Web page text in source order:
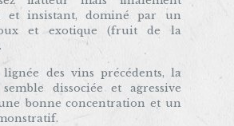
et insistant, dominé par un
et exotique (fruit de la
des vins précédents, la
dissociée et agressive
bonne concentration et un